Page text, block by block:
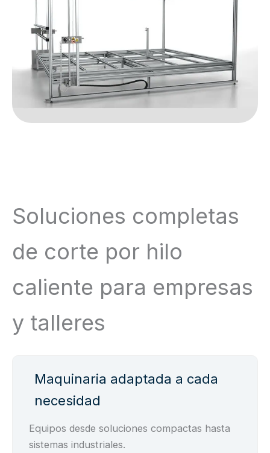
Soluciones completas
de corte por hilo
caliente para empresas
y talleres
Maquinaria adaptada a cada
necesidad
Equipos desde soluciones compactas hasta
sistemas industriales.